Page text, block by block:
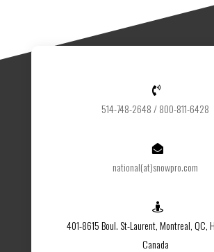

514-748-2648 / 800-811-6428

national(at)snowpro.com

401-8615 Boul. St-Laurent, Montreal, QC,
Canada